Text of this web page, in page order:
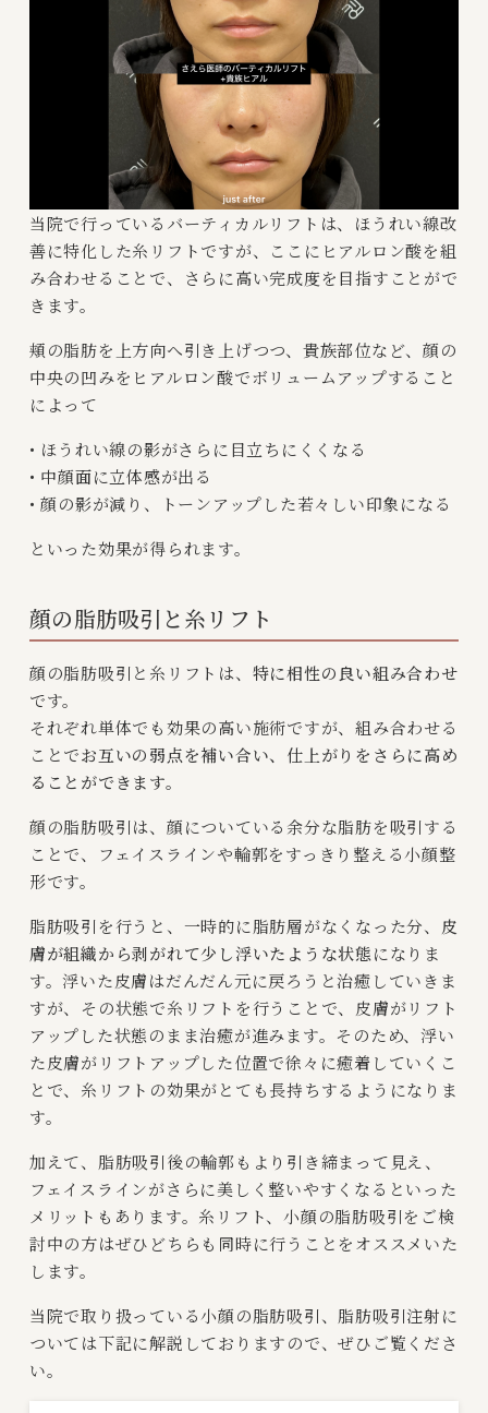
当院で行っているバーティカルリフトは、ほうれい線改
善に特化した糸リフトですが、ここにヒアルロン酸を組
み合わせることで、さらに高い完成度を目指すことがで
きます。
頬の脂肪を上方向へ引き上げつつ、貴族部位など、顔の
中央の凹みをヒアルロン酸でボリュームアップすること
によって
• ほうれい線の影がさらに目立ちにくくなる
• 中顔面に立体感が出る
• 顔の影が減り、トーンアップした若々しい印象になる
といった効果が得られます。
顔の脂肪吸引と糸リフト
顔の脂肪吸引と糸リフトは、 特に相性の良い組み合わせ
です。
それぞれ単体でも効果の高い施術ですが、組み合わせる
ことでお互いの弱点を補い合い、仕上がりをさらに高め
ることができます。
顔の脂肪吸引は、顔についている余分な脂肪を吸引する
ことで、フェイスラインや輪郭をすっきり整える小顔整
形です。
脂肪吸引を行うと、一時的に脂肪層がなくなった分、
皮
膚が組織から剥がれて少し浮いたような状態になりま
す。浮いた皮膚はだんだん元に戻ろうと治癒していきま
すが、その状態で糸リフトを行うことで、皮膚がリフト
アップした状態のまま治癒が進みます。そのため、浮い
た皮膚がリフトアップした位置で徐々に癒着していくこ
とで、糸リフトの効果がとても長持ちするようになりま
す。
加えて、脂肪吸引後の輪郭もより引き締まって見え、
フェイスラインがさらに美しく整いやすくなるといった
メリットもあります。糸リフト、小顔の脂肪吸引をご検
討中の方はぜひどちらも同時に行うことをオススメいた
します。
当院で取り扱っている小顔の脂肪吸引、脂肪吸引注射に
ついては下記に解説しておりますので、ぜひご覧くださ
い。